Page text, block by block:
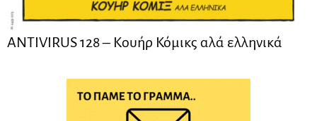
ANTIVIRUS 128 – Kουήρ Κόμικς αλά ελληνικά